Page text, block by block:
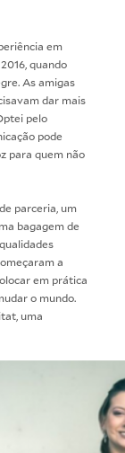
em
quando
As amigas
dar mais
pelo
pode
para quem não
parceria, um
bagagem de
a
em prática
o mundo.
, uma